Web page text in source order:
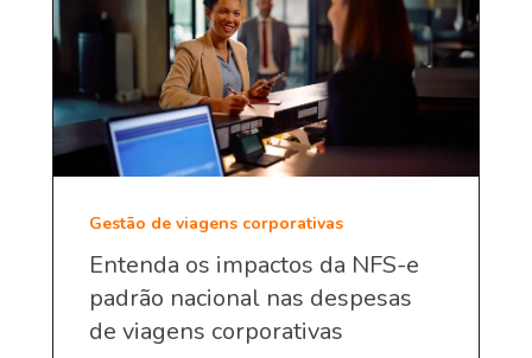
Gestão de viagens corporativas
Entenda os impactos da NFS-e
padrão nacional nas despesas
de viagens corporativas